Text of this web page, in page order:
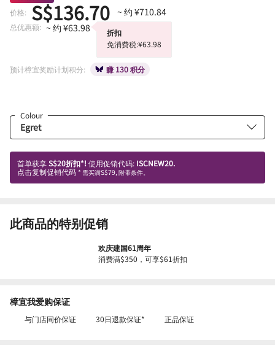
价格: S$136.70 ~ 约 ¥710.84
总优惠额: ~ 约 ¥63.98
折扣
免消费税:¥63.98
预计樟宜奖励计划积分: 赚 130 积分
Colour
首单获享S$20折扣*! 使用促销代码: ISCNEW20.
点击复制促销代码 * 需买满S$79, 附带条件。
此商品的特别促销
欢庆建国61周年
消费满$350，可享$61折扣
樟宜我爱购保证
与门店同价保证 30日退款保证* 正品保证